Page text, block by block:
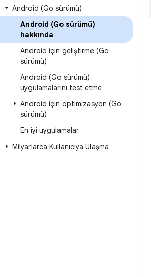
Android (Go sürümü)
Android (Go sürümü)
hakkında
Android için geliştirme (Go
sürümü)
Android (Go sürümü)
uygulamalarını test etme
Android için optimizasyon (Go
sürümü)
En iyi uygulamalar
Milyarlarca Kullanıcıya Ulaşma